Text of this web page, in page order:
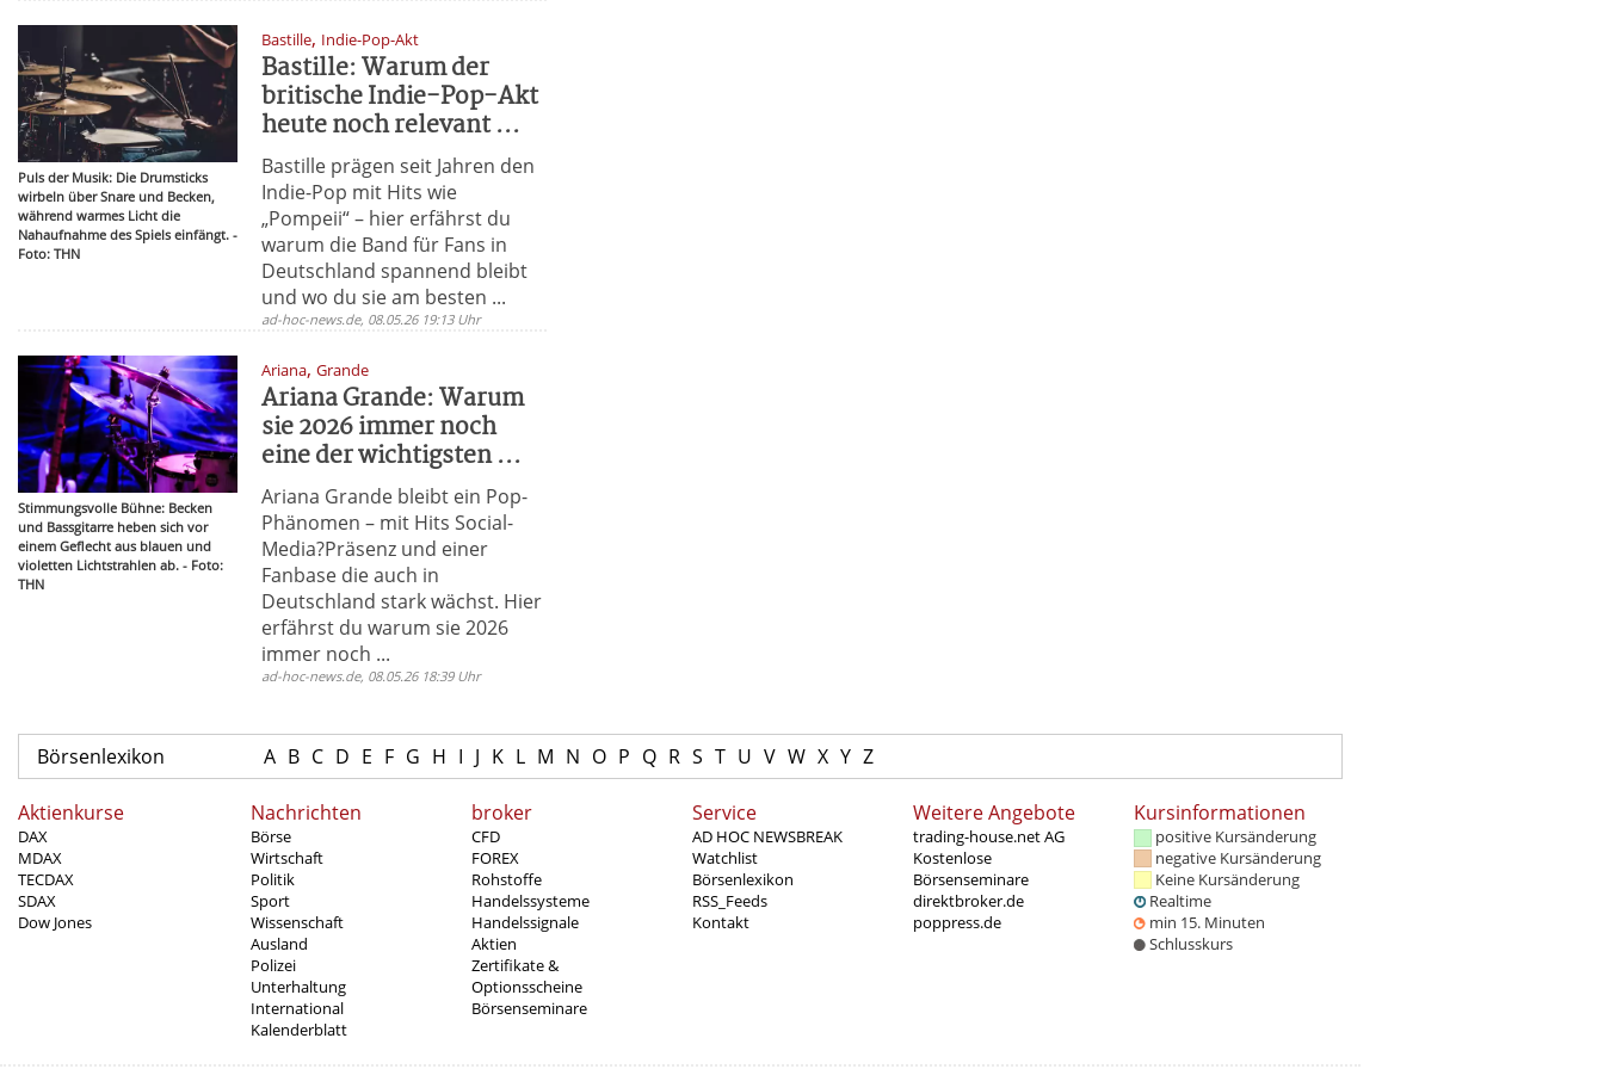
Puls der Musik: Die Drumsticks
wirbeln über Snare und Becken,
während warmes Licht die
Nahaufnahme des Spiels einfängt. -
Foto: THN
Bastille, Indie-Pop-Akt
Bastille: Warum der
britische Indie-Pop-Akt
heute noch relevant ...
Bastille prägen seit Jahren den
Indie-Pop mit Hits wie
„Pompeii“ – hier erfährst du
warum die Band für Fans in
Deutschland spannend bleibt
und wo du sie am besten ...
ad-hoc-news.de, 08.05.26 19:13 Uhr
Stimmungsvolle Bühne: Becken
und Bassgitarre heben sich vor
einem Geflecht aus blauen und
violetten Lichtstrahlen ab. - Foto:
THN
Ariana,Grande
Ariana Grande: Warum
sie 2026 immer noch
eine der wichtigsten ...
Ariana Grande bleibt ein Pop-
Phänomen – mit Hits Social-
Media?Präsenz und einer
Fanbase die auch in
Deutschland stark wächst. Hier
erfährst du warum sie 2026
immer noch ...
ad-hoc-news.de, 08.05.26 18:39 Uhr
Börsenlexikon A B C D E F G H I J K L M N O P Q R S T U V W X Y Z
Aktienkurse
DAX
MDAX
TECDAX
SDAX
Dow Jones
Nachrichten
Börse
Wirtschaft
Politik
Sport
Wissenschaft
Ausland
Polizei
Unterhaltung
International
Kalenderblatt
broker
CFD
FOREX
Rohstoffe
Handelssysteme
Handelssignale
Aktien
Zertifikate &
Optionsscheine
Börsenseminare
Service
AD HOC NEWSBREAK
Watchlist
Börsenlexikon
RSS_Feeds
Kontakt
Weitere Angebote
trading-house.net AG
Kostenlose
Börsenseminare
direktbroker.de
poppress.de
Kursinformationen
positive Kursänderung
negative Kursänderung
Keine Kursänderung
Realtime
min 15. Minuten
Schlusskurs